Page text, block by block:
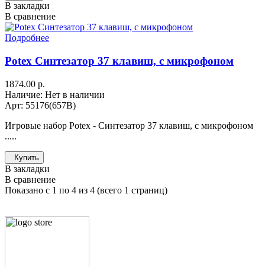
В закладки
В сравнение
Подробнее
Potex Синтезатор 37 клавиш, с микрофоном
1874.00 р.
Наличие: Нет в наличии
Арт: 55176(657B)
Игровые набор Potex - Синтезатор 37 клавиш, с микрофоном
.....
Купить
В закладки
В сравнение
Показано с 1 по 4 из 4 (всего 1 страниц)